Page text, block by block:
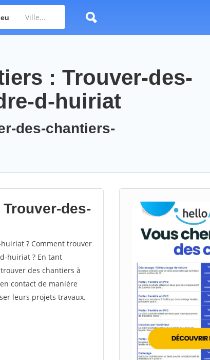
: Trouver-des-
d-huiriat
des-chantiers-
des-
? Comment trouver
huiriat ? En tant
des chantiers à
contact de manière
leurs projets travaux.